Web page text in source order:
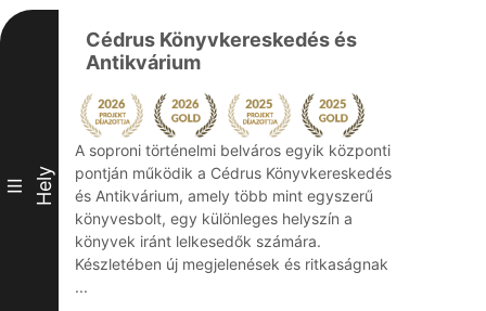
III Hely
Cédrus Könyvkereskedés és
Antikvárium
A soproni történelmi belváros egyik központi
pontján működik a Cédrus Könyvkereskedés
és Antikvárium, amely több mint egyszerű
könyvesbolt, egy különleges helyszín a
könyvek iránt lelkesedők számára.
Készletében új megjelenések és ritkaságnak
...